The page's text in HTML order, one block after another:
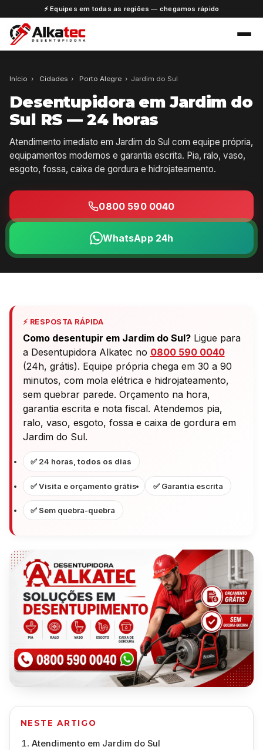
⚡ Equipes em todas as regiões — chegamos rápido
Início › Cidades › Porto Alegre › Jardim do Sul
Desentupidora em Jardim do
Sul RS — 24 horas
Atendimento imediato em Jardim do Sul com equipe própria,
equipamentos modernos e garantia escrita. Pia, ralo, vaso,
esgoto, fossa, caixa de gordura e hidrojateamento.
0800 590 0040
WhatsApp 24h
⚡ RESPOSTA RÁPIDA
Como desentupir em Jardim do Sul?Ligue para
a Desentupidora Alkatec no 0800 590 0040
(24h, grátis). Equipe própria chega em 30 a 90
minutos, com mola elétrica e hidrojateamento,
sem quebrar parede. Orçamento na hora,
garantia escrita e nota fiscal. Atendemos pia,
ralo, vaso, esgoto, fossa e caixa de gordura em
Jardim do Sul.
✅ 24 horas, todos os dias
✅ Visita e orçamento grátis ✅ Garantia escrita
✅ Sem quebra-quebra
NESTE ARTIGO
Atendimento em Jardim do Sul